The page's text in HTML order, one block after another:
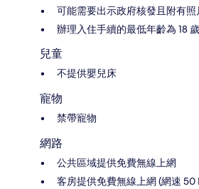
可能需要出示政府核發且附有照
辦理入住手續的最低年齡為 18 歲
兒童
不提供嬰兒床
寵物
禁帶寵物
網路
公共區域提供免費無線上網
客房提供免費無線上網 (網速 50